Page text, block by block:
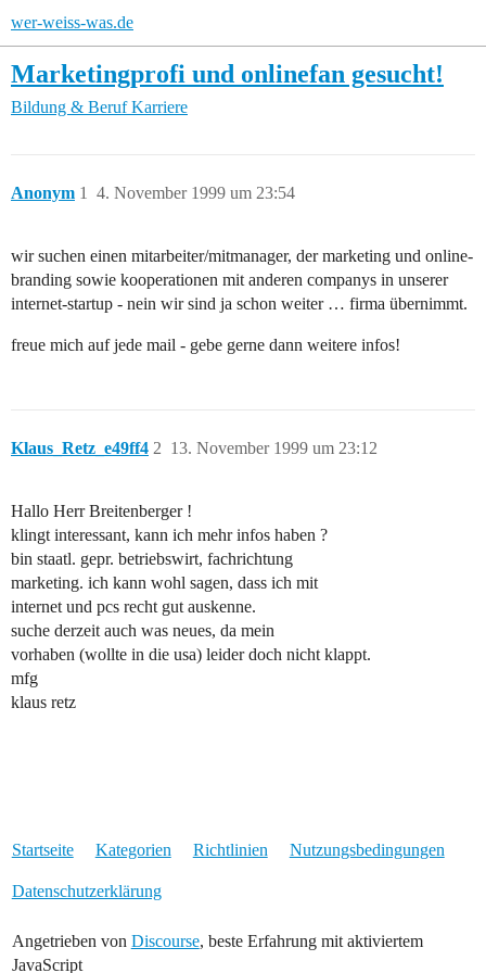
wer-weiss-was.de
Marketingprofi und onlinefan gesucht!
Bildung & Beruf Karriere
Anonym 4. November 1999 um 23:54
1
wir suchen einen mitarbeiter/mitmanager, der marketing und online-
branding sowie kooperationen mit anderen companys in unserer
internet-startup - nein wir sind ja schon weiter … firma übernimmt.
freue mich auf jede mail - gebe gerne dann weitere infos!
Klaus_Retz_e49ff4 13. November 1999 um 23:12
2
Hallo Herr Breitenberger !
klingt interessant, kann ich mehr infos haben ?
bin staatl. gepr. betriebswirt, fachrichtung
marketing. ich kann wohl sagen, dass ich mit
internet und pcs recht gut auskenne.
suche derzeit auch was neues, da mein
vorhaben (wollte in die usa) leider doch nicht klappt.
mfg
klaus retz
Startseite Kategorien Richtlinien Nutzungsbedingungen
Datenschutzerklärung
Angetrieben von Discourse, beste Erfahrung mit aktiviertem
JavaScript